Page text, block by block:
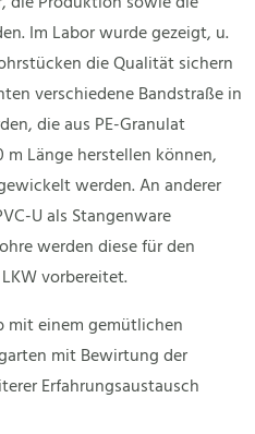
Im Labor wurde gezeigt, u.
die Qualität sichern
verschiedene Bandstraße in
die aus PE-Granulat
Länge herstellen können,
werden. An anderer
U als Stangenware
werden diese für den
vorbereitet.
mit einem gemütlichen
mit Bewirtung der
Erfahrungsaustausch